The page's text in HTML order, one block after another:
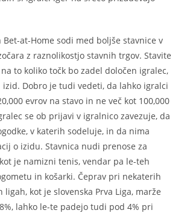
at-Home sodi med boljše stavnice v
z raznolikostjo stavnih trgov. Stavite
to koliko točk bo zadel določen igralec,
izid. Dobro je tudi vedeti, da lahko igralci
evrov na stavo in ne več kot 100,000
se ob prijavi v igralnico zavezuje, da
v katerih sodeluje, in da nima
o izidu. Stavnica nudi prenose za
je namizni tenis, vendar pa le-teh
in košarki. Čeprav pri nekaterih
kot je slovenska Prva Liga, marže
lahko le-te padejo tudi pod 4% pri